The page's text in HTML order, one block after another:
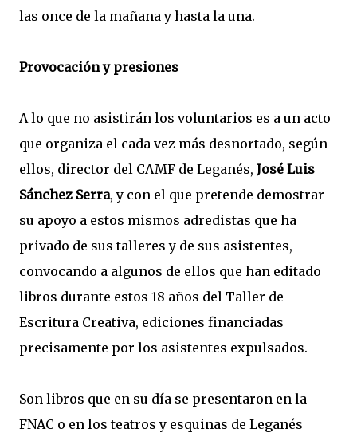
las once de la mañana y hasta la una.
Provocación y presiones
A lo que no asistirán los voluntarios es a un acto
que organiza el cada vez más desnortado, según
ellos, director del CAMF de Leganés, José Luis
Sánchez Serra, y con el que pretende demostrar
su apoyo a estos mismos adredistas que ha
privado de sus talleres y de sus asistentes,
convocando a algunos de ellos que han editado
libros durante estos 18 años del Taller de
Escritura Creativa, ediciones financiadas
precisamente por los asistentes expulsados.
Son libros que en su día se presentaron en la
FNAC o en los teatros y esquinas de Leganés